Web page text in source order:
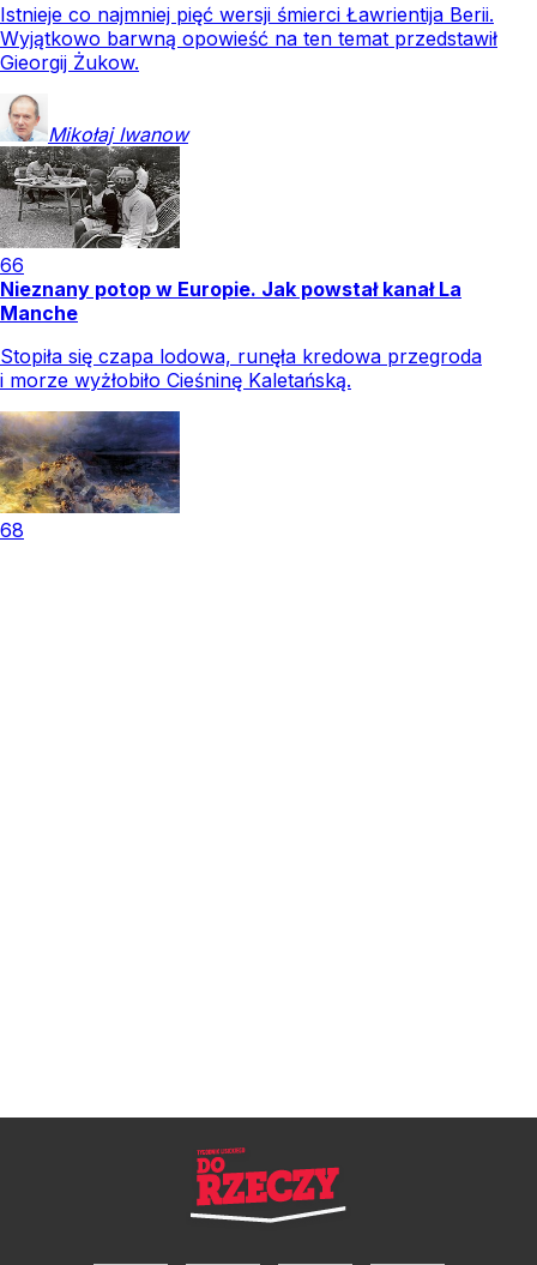
Istnieje co najmniej pięć wersji śmierci Ławrientija Berii.
Wyjątkowo barwną opowieść na ten temat przedstawił
Gieorgij Żukow.
Mikołaj Iwanow
66
Nieznany potop w Europie. Jak powstał kanał La
Manche
Stopiła się czapa lodowa, runęła kredowa przegroda
i morze wyżłobiło Cieśninę Kaletańską.
68